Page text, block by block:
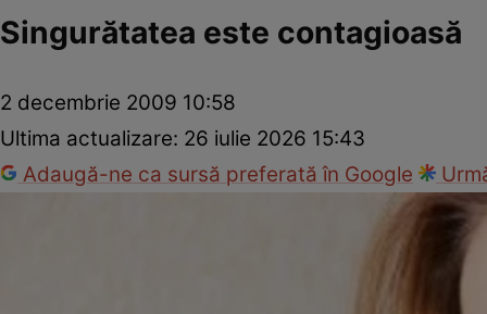
Singurătatea este contagioasă
2 decembrie 2009 10:58
Ultima actualizare: 26 iulie 2026 15:43
Adaugă-ne ca sursă preferată în Google